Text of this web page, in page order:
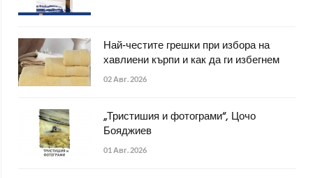
Най-честите грешки при избора на
хавлиени кърпи и как да ги избегнем
02 Авг. 2026
„Тристишия и фотограми“, Цочо
Бояджиев
01 Авг. 2026